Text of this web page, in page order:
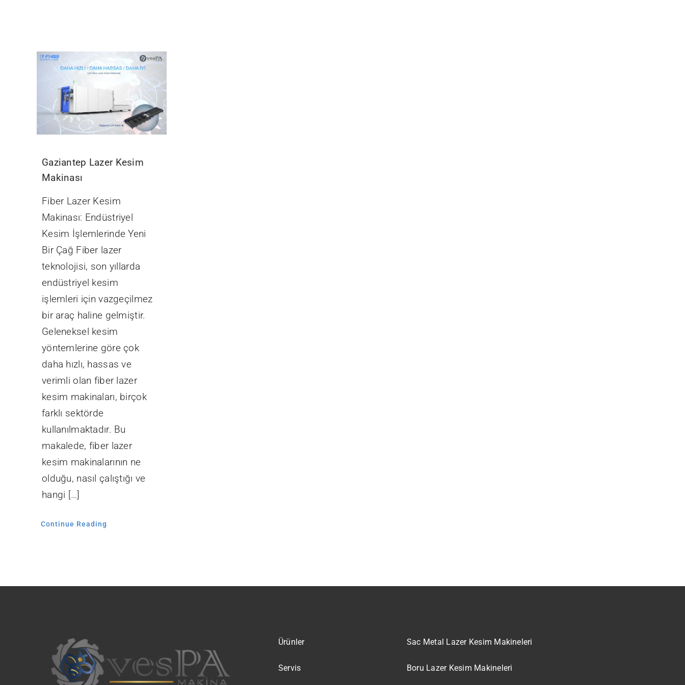
Gaziantep Lazer Kesim
Makinası
Fiber Lazer Kesim
Makinası: Endüstriyel
Kesim İşlemlerinde Yeni
Bir Çağ Fiber lazer
teknolojisi, son yıllarda
endüstriyel kesim
işlemleri için vazgeçilmez
bir araç haline gelmiştir.
Geleneksel kesim
yöntemlerine göre çok
daha hızlı, hassas ve
verimli olan fiber lazer
kesim makinaları, birçok
farklı sektörde
kullanılmaktadır. Bu
makalede, fiber lazer
kesim makinalarının ne
olduğu, nasıl çalıştığı ve
hangi […]
Continue Reading
Ürünler
Servis
Sac Metal Lazer Kesim Makineleri
Boru Lazer Kesim Makineleri